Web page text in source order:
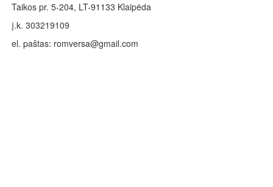
Taikos pr. 5-204, LT-91133 Klaipėda
į.k. 303219109
el. paštas: romversa@gmail.com